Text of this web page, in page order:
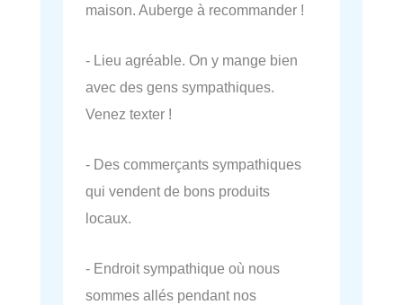
maison. Auberge à recommander !
- Lieu agréable. On y mange bien
avec des gens sympathiques.
Venez texter !
- Des commerçants sympathiques
qui vendent de bons produits
locaux.
- Endroit sympathique où nous
sommes allés pendant nos